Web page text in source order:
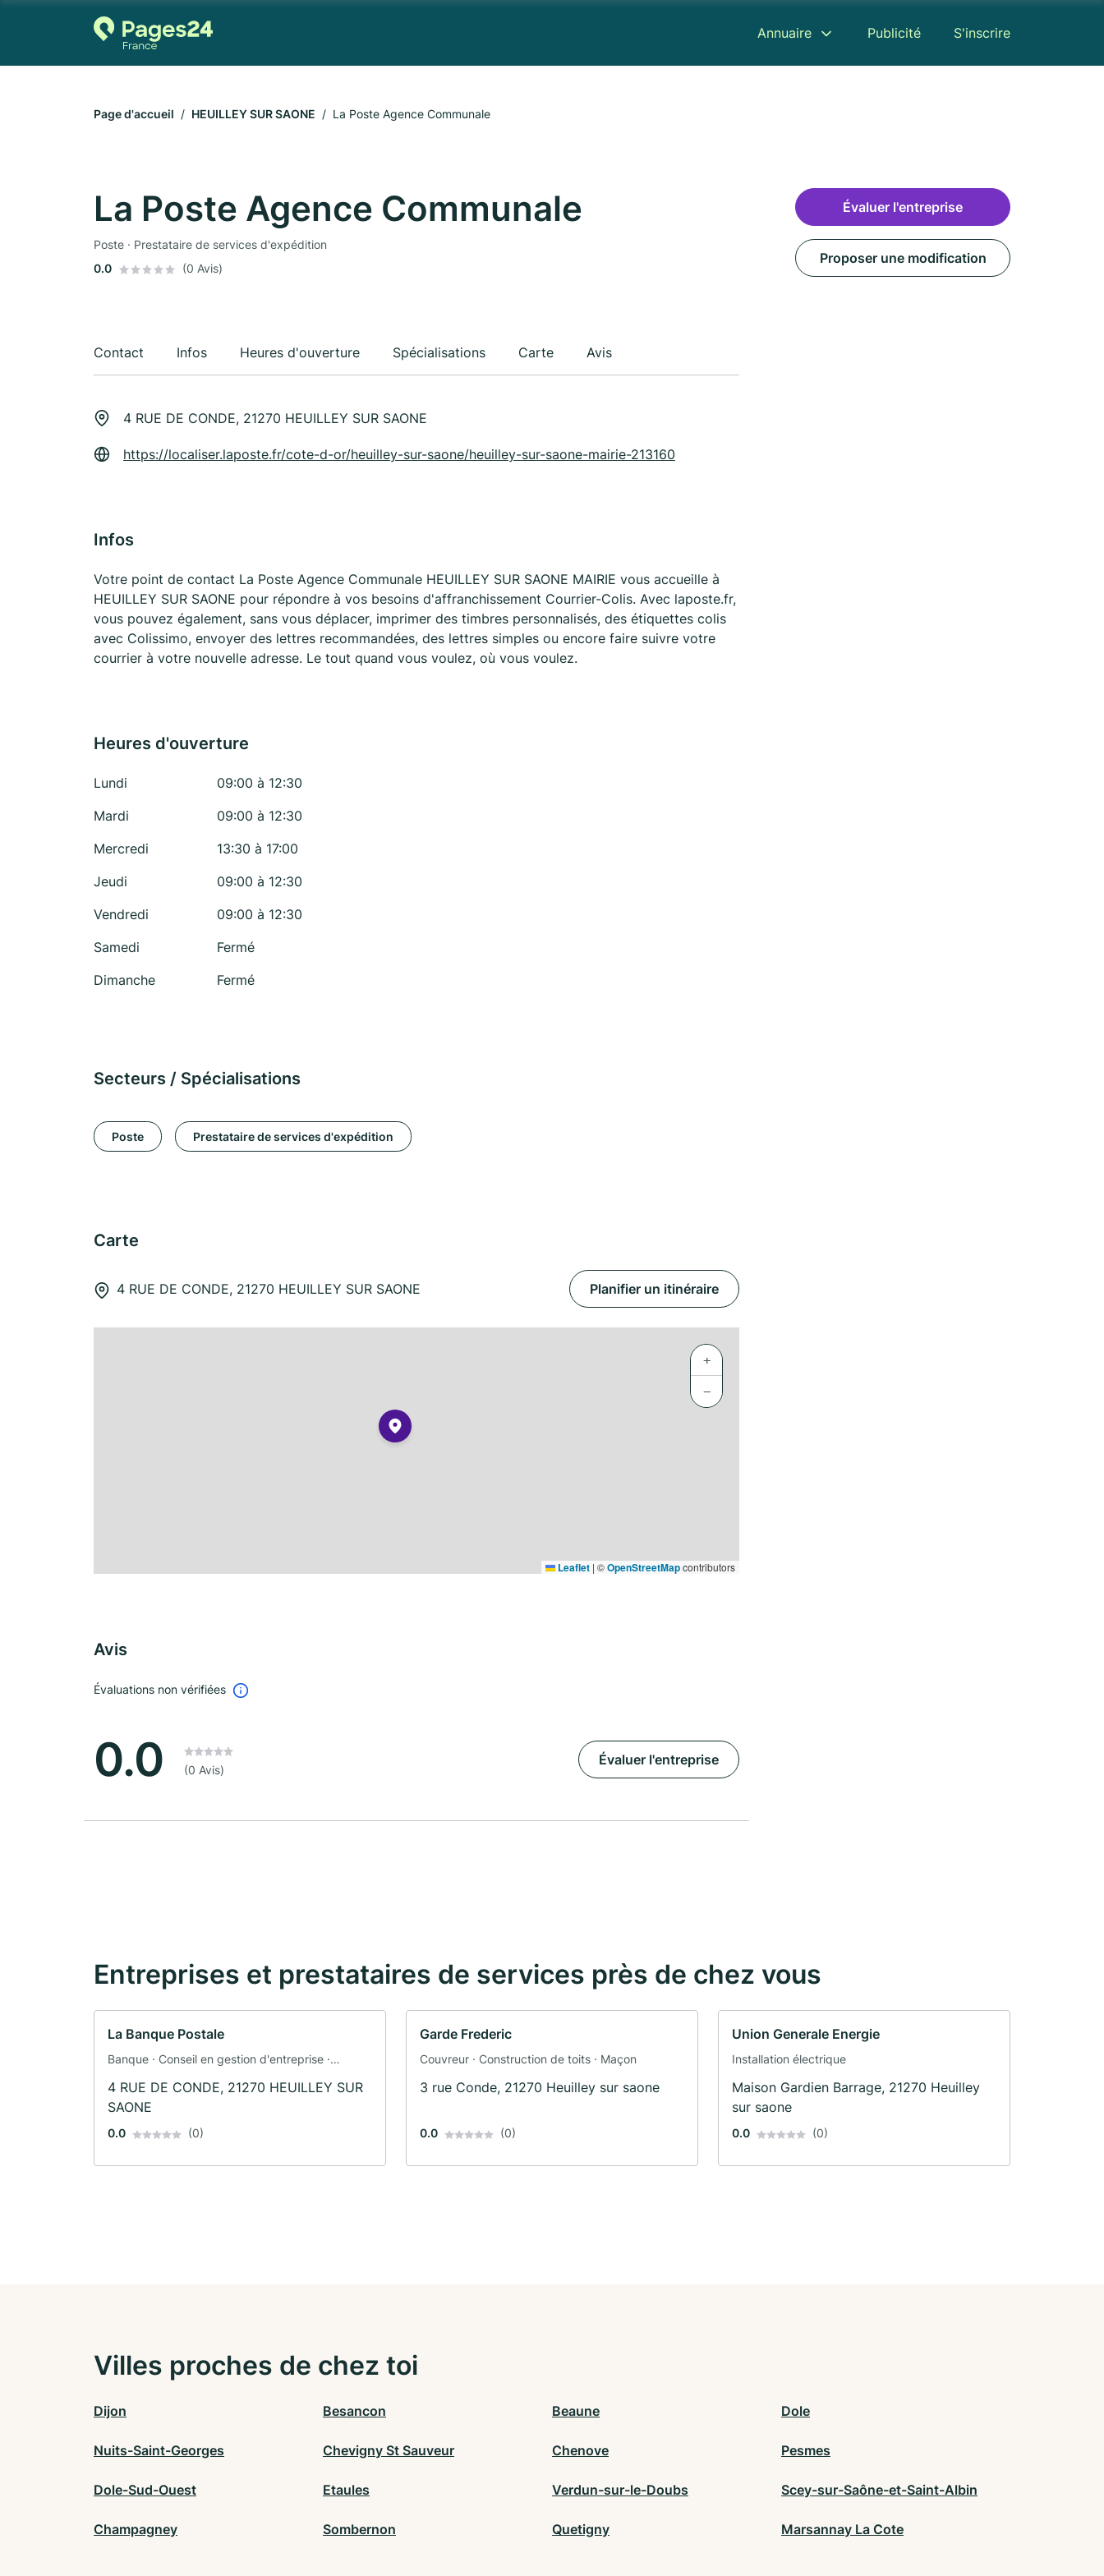
Annuaire Publicité S'inscrire
Page d'accueil HEUILLEY SUR SAONE La Poste Agence Communale
La Poste Agence Communale
Poste · Prestataire de services d'expédition
0.0
(0 Avis)
Contact Infos Heures d'ouverture Spécialisations Carte Avis
4 RUE DE CONDE, 21270 HEUILLEY SUR SAONE
https://localiser.laposte.fr/cote-d-or/heuilley-sur-saone/heuilley-sur-saone-mairie-213160
Infos
Votre point de contact La Poste Agence Communale HEUILLEY SUR SAONE MAIRIE vous accueille à
HEUILLEY SUR SAONE pour répondre à vos besoins d'affranchissement Courrier-Colis. Avec laposte.fr,
vous pouvez également, sans vous déplacer, imprimer des timbres personnalisés, des étiquettes colis
avec Colissimo, envoyer des lettres recommandées, des lettres simples ou encore faire suivre votre
courrier à votre nouvelle adresse. Le tout quand vous voulez, où vous voulez.
Heures d'ouverture
Lundi
09:00 à 12:30
Mardi
09:00 à 12:30
Mercredi
13:30 à 17:00
Jeudi
09:00 à 12:30
Vendredi
09:00 à 12:30
Samedi
Fermé
Dimanche
Fermé
Secteurs / Spécialisations
Poste Prestataire de services d'expédition
Carte
4 RUE DE CONDE, 21270 HEUILLEY SUR SAONE Planifier un itinéraire
+
−
Leaflet | ©OpenStreetMapcontributors
Avis
Évaluations non vérifiées
0.0 (0 Avis)
Évaluer l'entreprise
Évaluer l'entreprise
Proposer une modification
Entreprises et prestataires de services près de chez vous
La Banque Postale
Banque · Conseil en gestion d'entreprise ·
4 RUE DE CONDE, 21270 HEUILLEY SUR
SAONE
0.0 (0)
Garde Frederic
Couvreur · Construction de toits · Maçon
3 rue Conde, 21270 Heuilley sur saone
0.0 (0)
Union Generale Energie
Installation électrique
Maison Gardien Barrage, 21270 Heuilley
sur saone
0.0 (0)
Villes proches de chez toi
Dijon Besancon Beaune Dole
Nuits-Saint-Georges Chevigny St Sauveur Chenove Pesmes
Dole-Sud-Ouest Etaules Verdun-sur-le-Doubs Scey-sur-Saône-et-Saint-Albin
Champagney Sombernon Quetigny Marsannay La Cote